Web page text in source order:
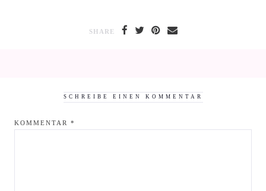
SHARE
SCHREIBE EINEN KOMMENTAR
KOMMENTAR *